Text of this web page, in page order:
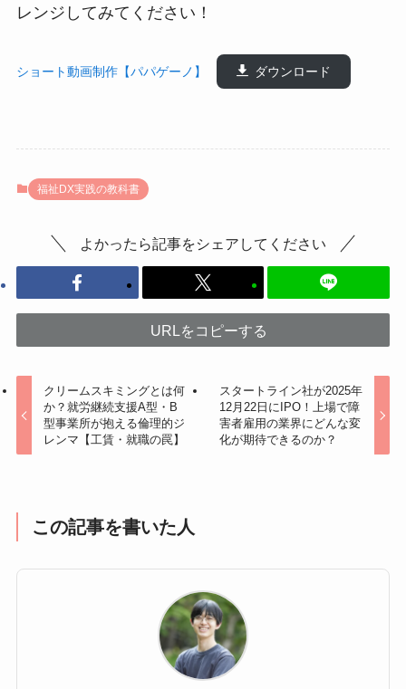
レンジしてみてください！
ショート動画制作【パパゲーノ】 ダウンロード
福祉DX実践の教科書
よかったら記事をシェアしてください
URLをコピーする
クリームスキミングとは何
か？就労継続支援A型・B
型事業所が抱える倫理的ジ
レンマ【工賃・就職の罠】
スタートライン社が2025年
12月22日にIPO！上場で障
害者雇用の業界にどんな変
化が期待できるのか？
この記事を書いた人